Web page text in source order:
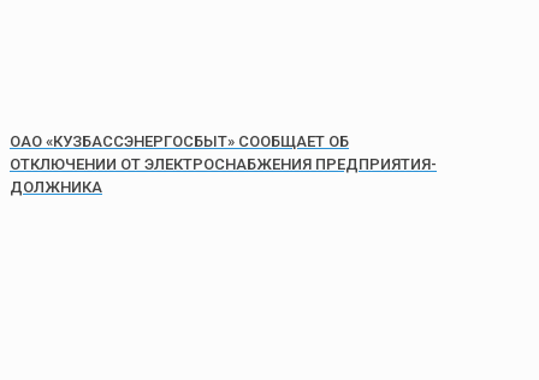
ОАО «КУЗБАССЭНЕРГОСБЫТ» СООБЩАЕТ ОБ
ОТКЛЮЧЕНИИ ОТ ЭЛЕКТРОСНАБЖЕНИЯ ПРЕДПРИЯТИЯ-
ДОЛЖНИКА